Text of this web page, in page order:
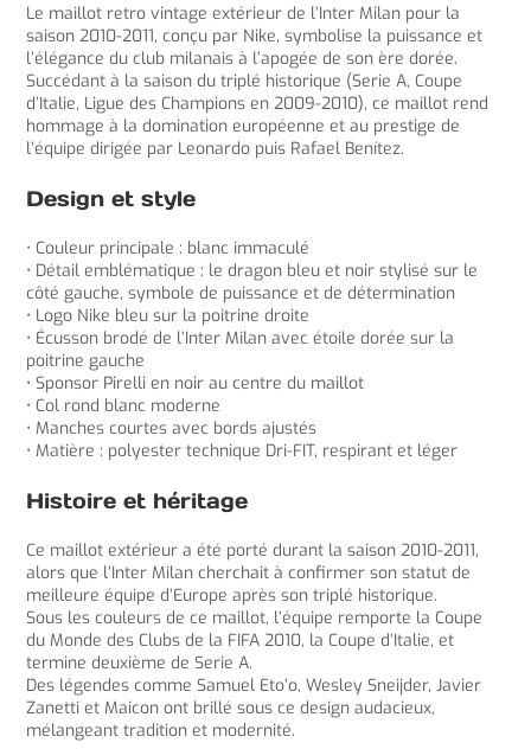
Le maillot retro vintage extérieur de l’Inter Milan pour la
saison 2010-2011, conçu par Nike, symbolise la puissance et
l’élégance du club milanais à l’apogée de son ère dorée.
Succédant à la saison du triplé historique (Serie A, Coupe
d’Italie, Ligue des Champions en 2009-2010), ce maillot rend
hommage à la domination européenne et au prestige de
l’équipe dirigée par Leonardo puis Rafael Benítez.
Design et style
• Couleur principale : blanc immaculé
• Détail emblématique : le dragon bleu et noir stylisé sur le
côté gauche, symbole de puissance et de détermination
• Logo Nike bleu sur la poitrine droite
• Écusson brodé de l’Inter Milan avec étoile dorée sur la
poitrine gauche
• Sponsor Pirelli en noir au centre du maillot
• Col rond blanc moderne
• Manches courtes avec bords ajustés
• Matière : polyester technique Dri-FIT, respirant et léger
Histoire et héritage
Ce maillot extérieur a été porté durant la saison 2010-2011,
alors que l’Inter Milan cherchait à confirmer son statut de
meilleure équipe d’Europe après son triplé historique.
Sous les couleurs de ce maillot, l’équipe remporte la Coupe
du Monde des Clubs de la FIFA 2010, la Coupe d’Italie, et
termine deuxième de Serie A.
Des légendes comme Samuel Eto’o, Wesley Sneijder, Javier
Zanetti et Maicon ont brillé sous ce design audacieux,
mélangeant tradition et modernité.